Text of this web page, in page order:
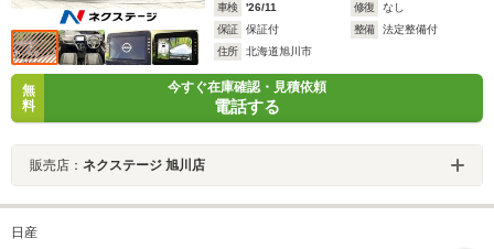
車検
'26/11 修復
なし
保証
保証付 整備
法定整備付
住所
北海道旭川市
無
料
今すぐ在庫確認・見積依頼
電話する
販売店： ネクステージ 旭川店
日産